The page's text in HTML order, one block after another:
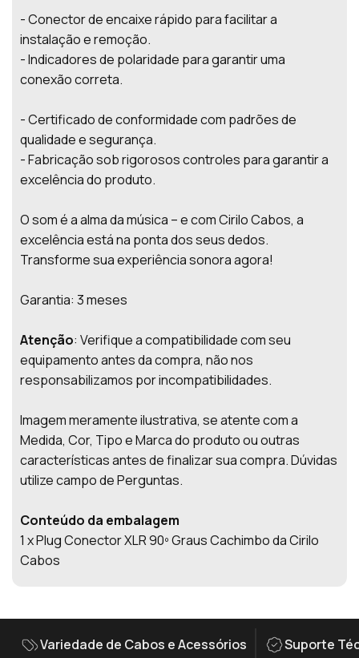
- Conector de encaixe rápido para facilitar a
instalação e remoção.
- Indicadores de polaridade para garantir uma
conexão correta.
- Certificado de conformidade com padrões de
qualidade e segurança.
- Fabricação sob rigorosos controles para garantir a
excelência do produto.
O som é a alma da música – e com Cirilo Cabos, a
excelência está na ponta dos seus dedos.
Transforme sua experiência sonora agora!
Garantia: 3 meses
Atenção: Verifique a compatibilidade com seu
equipamento antes da compra, não nos
responsabilizamos por incompatibilidades.
Imagem meramente ilustrativa, se atente com a
Medida, Cor, Tipo e Marca do produto ou outras
características antes de finalizar sua compra. Dúvidas
utilize campo de Perguntas.
Conteúdo da embalagem
1 x Plug Conector XLR 90º Graus Cachimbo da Cirilo
Cabos
Variedade de Cabos e Acessórios Suporte